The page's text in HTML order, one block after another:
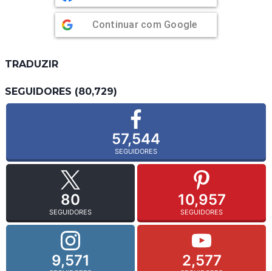
Continuar com Google
TRADUZIR
SEGUIDORES (80,729)
57,544
SEGUIDORES
80
SEGUIDORES
10,957
SEGUIDORES
9,571 2,577